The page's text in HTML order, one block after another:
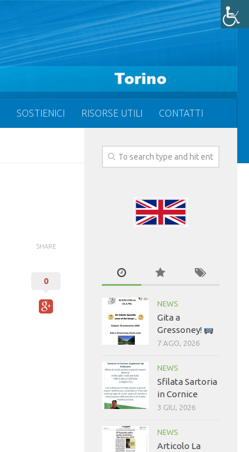
SOSTIENICI RISORSE UTILI CONTATTI
SHARE
0
NEWS
Gita a
Gressoney!
7 AGO, 2026
NEWS
Sfilata Sartoria
in Cornice
3 GIU, 2026
NEWS
Articolo La